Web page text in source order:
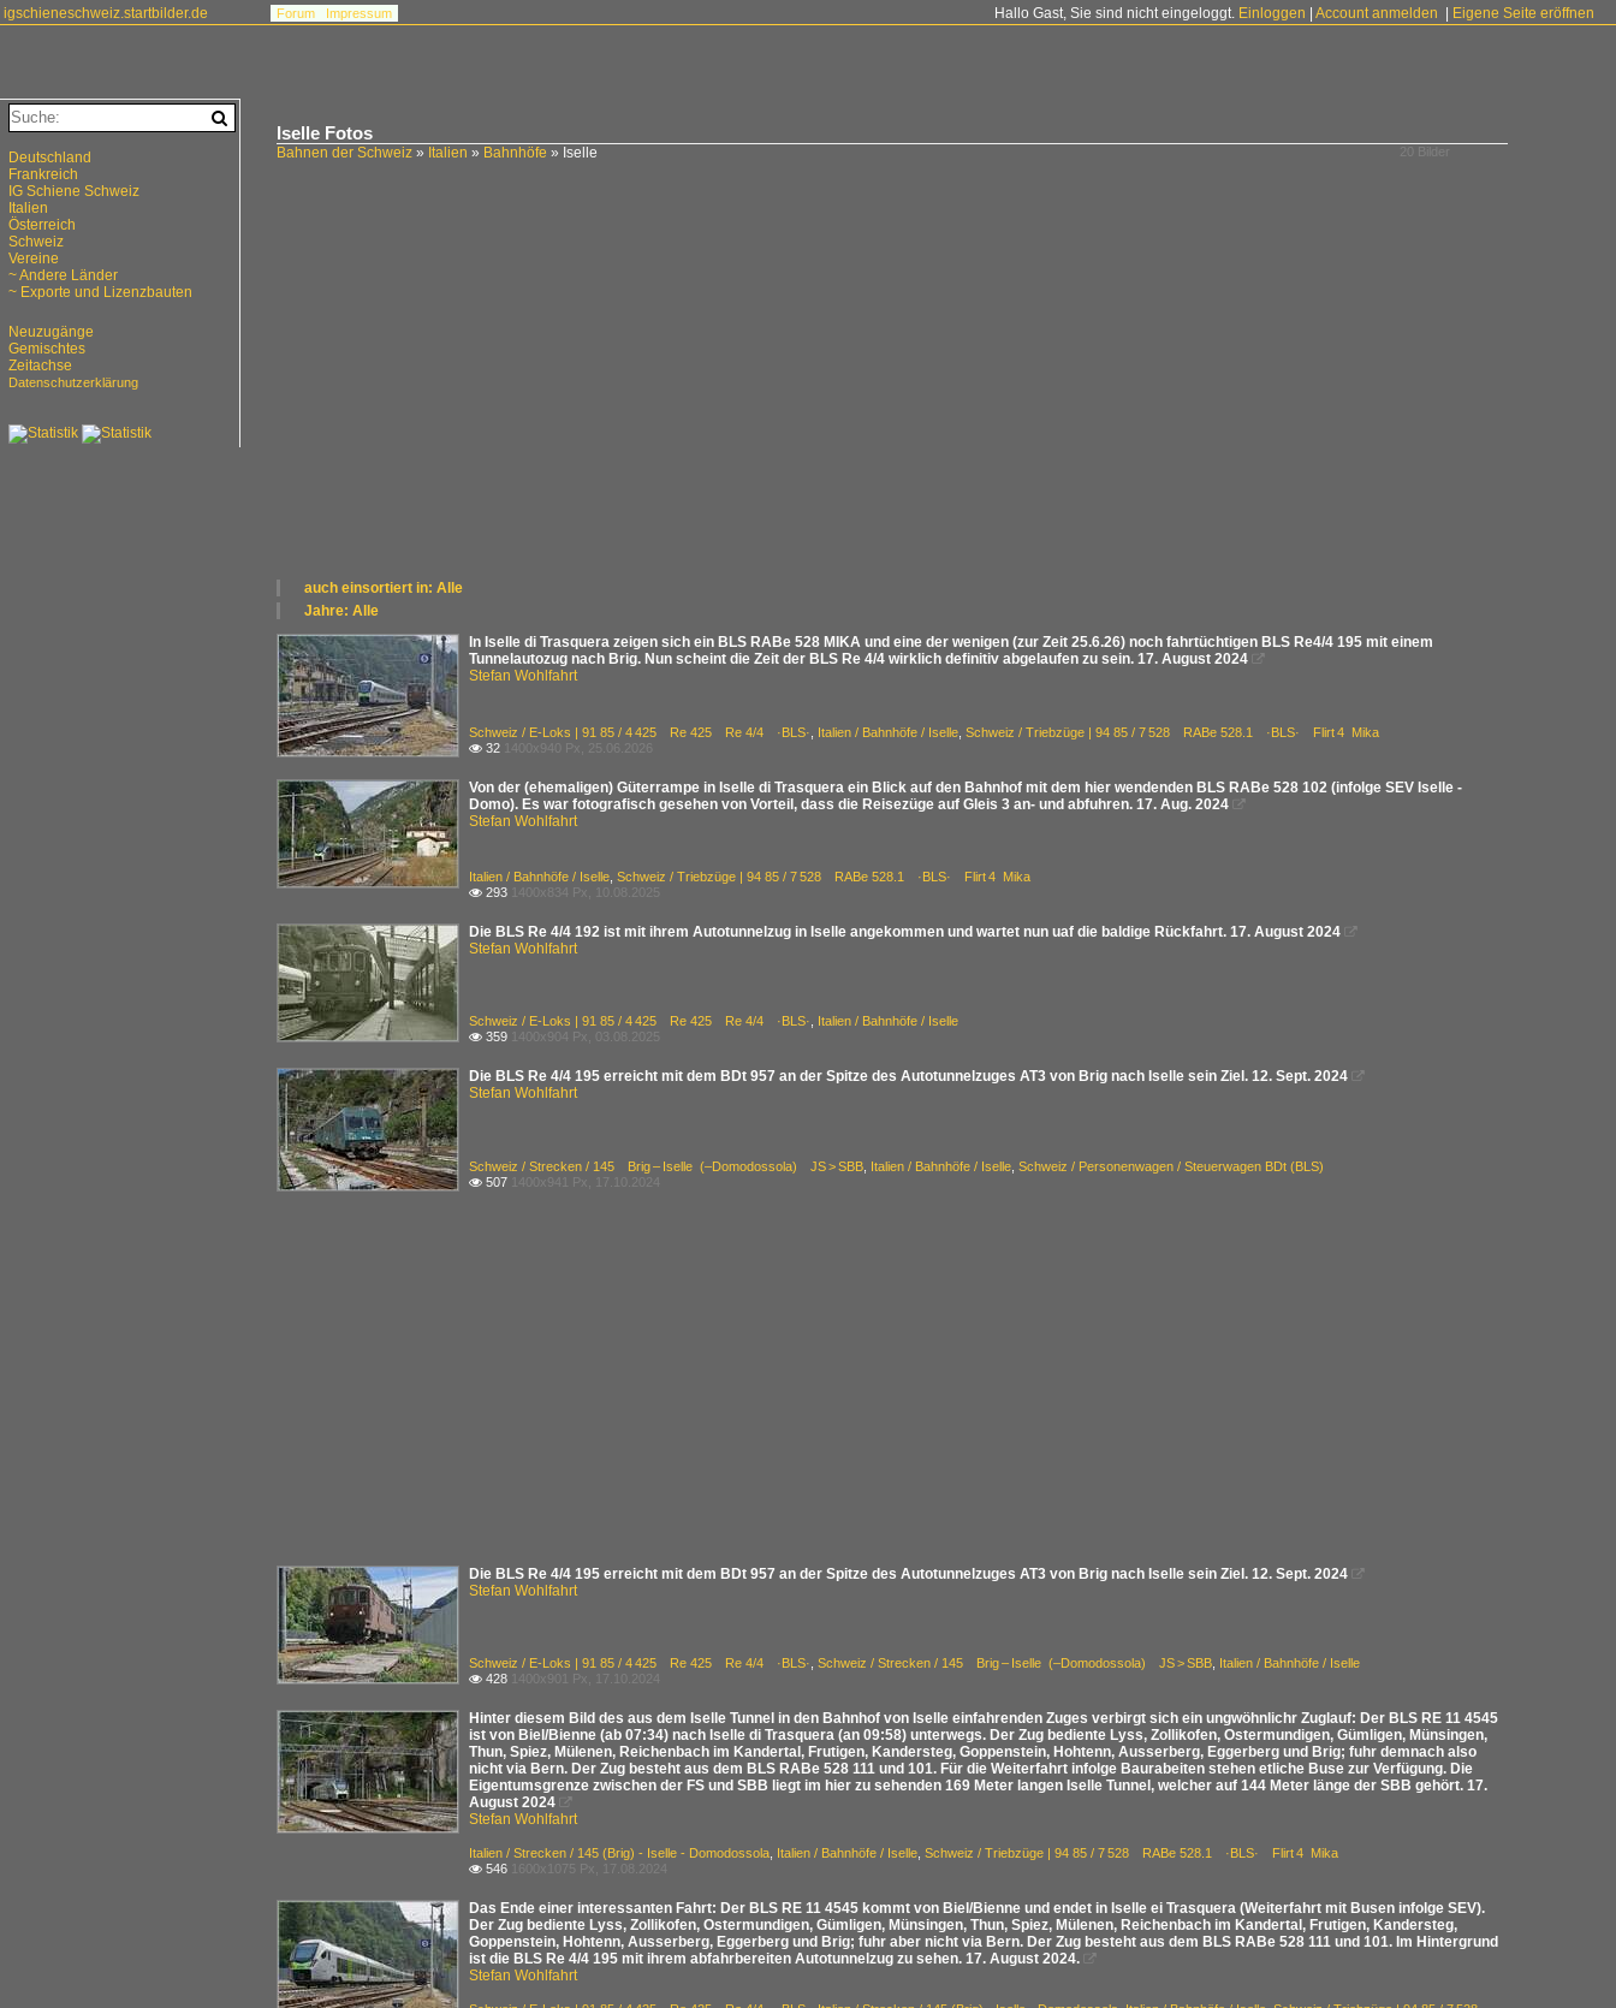
igschieneschweiz.startbilder.de Hallo Gast, Sie sind nicht eingeloggt. Einloggen Account anmelden Eigene Seite eröffnen
Forum Impressum
Iselle Fotos
20 Bilder
Bahnen der Schweiz » Italien » Bahnhöfe » Iselle
auch einsortiert in: Alle
Deutschland
Italien
Schweiz
Jahre: Alle
Alle Jahre
2010
2020
In Iselle di Trasquera zeigen sich ein BLS RABe 528 MIKA und eine der wenigen (zur Zeit 25.6.26) noch fahrtüchtigen BLS Re4/4 195 mit einem
Tunnelautozug nach Brig. Nun scheint die Zeit der BLS Re 4/4 wirklich definitiv abgelaufen zu sein. 17. August 2024

Stefan Wohlfahrt
Schweiz / E-Loks | 91 85 / 4 425 Re 425 Re 4/4 ·BLS· Italien / Bahnhöfe / Iselle Schweiz / Triebzüge | 94 85 / 7 528 RABe 528.1 ·BLS· Flirt 4 Mika
 32 1400x940 Px, 25.06.2026
Von der (ehemaligen) Güterrampe in Iselle di Trasquera ein Blick auf den Bahnhof mit dem hier wendenden BLS RABe 528 102 (infolge SEV Iselle -
Domo). Es war fotografisch gesehen von Vorteil, dass die Reisezüge auf Gleis 3 an- und abfuhren. 17. Aug. 2024

Stefan Wohlfahrt
Italien / Bahnhöfe / Iselle Schweiz / Triebzüge | 94 85 / 7 528 RABe 528.1 ·BLS· Flirt 4 Mika
 293 1400x834 Px, 10.08.2025
Die BLS Re 4/4 192 ist mit ihrem Autotunnelzug in Iselle angekommen und wartet nun uaf die baldige Rückfahrt. 17. August 2024 
Stefan Wohlfahrt
Schweiz / E-Loks | 91 85 / 4 425 Re 425 Re 4/4 ·BLS· Italien / Bahnhöfe / Iselle
 359 1400x904 Px, 03.08.2025
Die BLS Re 4/4 195 erreicht mit dem BDt 957 an der Spitze des Autotunnelzuges AT3 von Brig nach Iselle sein Ziel. 12. Sept. 2024 
Stefan Wohlfahrt
Schweiz / Strecken / 145 Brig – Iselle (–Domodossola) JS > SBB Italien / Bahnhöfe / Iselle Schweiz / Personenwagen / Steuerwagen BDt (BLS)
 507 1400x941 Px, 17.10.2024
Die BLS Re 4/4 195 erreicht mit dem BDt 957 an der Spitze des Autotunnelzuges AT3 von Brig nach Iselle sein Ziel. 12. Sept. 2024 
Stefan Wohlfahrt
Schweiz / E-Loks | 91 85 / 4 425 Re 425 Re 4/4 ·BLS· Schweiz / Strecken / 145 Brig – Iselle (–Domodossola) JS > SBB Italien / Bahnhöfe / Iselle
 428 1400x901 Px, 17.10.2024
Hinter diesem Bild des aus dem Iselle Tunnel in den Bahnhof von Iselle einfahrenden Zuges verbirgt sich ein ungwöhnlichr Zuglauf: Der BLS RE 11 4545
ist von Biel/Bienne (ab 07:34) nach Iselle di Trasquera (an 09:58) unterwegs. Der Zug bediente Lyss, Zollikofen, Ostermundigen, Gümligen, Münsingen,
Thun, Spiez, Mülenen, Reichenbach im Kandertal, Frutigen, Kandersteg, Goppenstein, Hohtenn, Ausserberg, Eggerberg und Brig; fuhr demnach also
nicht via Bern. Der Zug besteht aus dem BLS RABe 528 111 und 101. Für die Weiterfahrt infolge Baurabeiten stehen etliche Buse zur Verfügung. Die
Eigentumsgrenze zwischen der FS und SBB liegt im hier zu sehenden 169 Meter langen Iselle Tunnel, welcher auf 144 Meter länge der SBB gehört. 17.
August 2024

Stefan Wohlfahrt
Italien / Strecken / 145 (Brig) - Iselle - Domodossola Italien / Bahnhöfe / Iselle Schweiz / Triebzüge | 94 85 / 7 528 RABe 528.1 ·BLS· Flirt 4 Mika
 546 1600x1075 Px, 17.08.2024
Das Ende einer interessanten Fahrt: Der BLS RE 11 4545 kommt von Biel/Bienne und endet in Iselle ei Trasquera (Weiterfahrt mit Busen infolge SEV).
Der Zug bediente Lyss, Zollikofen, Ostermundigen, Gümligen, Münsingen, Thun, Spiez, Mülenen, Reichenbach im Kandertal, Frutigen, Kandersteg,
Goppenstein, Hohtenn, Ausserberg, Eggerberg und Brig; fuhr aber nicht via Bern. Der Zug besteht aus dem BLS RABe 528 111 und 101. Im Hintergrund
ist die BLS Re 4/4 195 mit ihrem abfahrbereiten Autotunnelzug zu sehen. 17. August 2024.

Stefan Wohlfahrt
Deutschland
Frankreich
IG Schiene Schweiz
Italien
Österreich
Schweiz
Vereine
~ Andere Länder
~ Exporte und Lizenzbauten
Neuzugänge
Gemischtes
Zeitachse
Datenschutzerklärung